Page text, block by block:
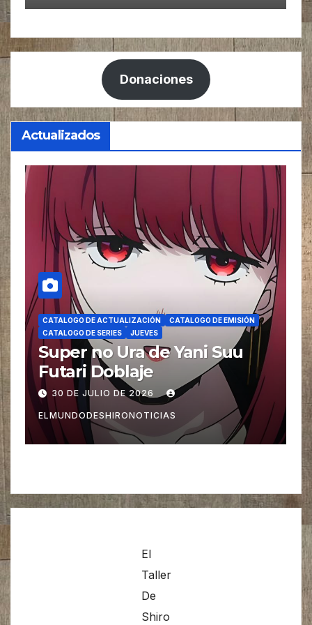
Donaciones
Actualizados
CATALOGO DE ACTUALIZACIÓN
CATALOGO DE EMISIÓN
CATALOGO DE SERIES
JUEVES
Super no Ura de Yani Suu
Futari Doblaje
30 DE JULIO DE 2026
ELMUNDODESHIRONOTICIAS
El
Taller
De
Shiro